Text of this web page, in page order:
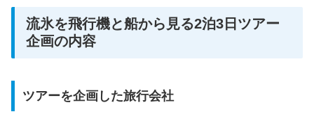
流氷を飛行機と船から見る2泊3日ツアー
企画の内容
ツアーを企画した旅行会社